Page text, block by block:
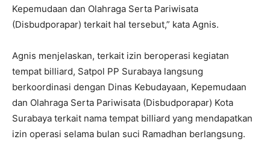
Kepemudaan dan Olahraga Serta Pariwisata
(Disbudporapar) terkait hal tersebut,” kata Agnis.
Agnis menjelaskan, terkait izin beroperasi kegiatan
tempat billiard, Satpol PP Surabaya langsung
berkoordinasi dengan Dinas Kebudayaan, Kepemudaan
dan Olahraga Serta Pariwisata (Disbudporapar) Kota
Surabaya terkait nama tempat billiard yang mendapatkan
izin operasi selama bulan suci Ramadhan berlangsung.